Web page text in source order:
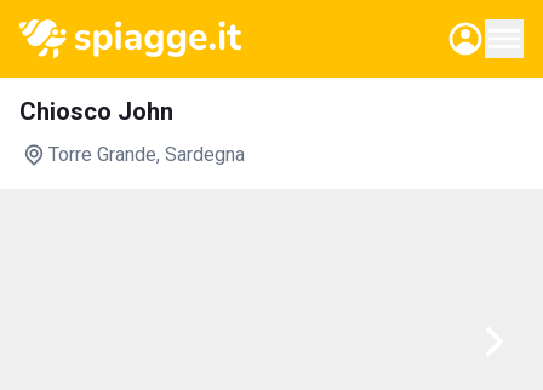
Chiosco John
Torre Grande, Sardegna